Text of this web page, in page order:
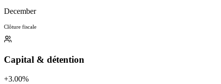
December
Clôture fiscale
Capital & détention
+3.00%